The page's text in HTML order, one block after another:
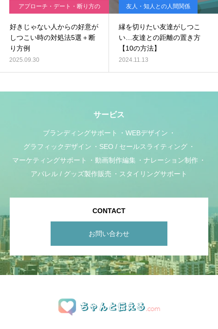
アプローチ・デート・断り方の
好きじゃない人からの好意が
しつこい時の対処法5選＋断
り方例
2025.09.30
友人・知人との人間関係
縁を切りたい友達がしつこ
い…友達との距離の置き方
【10の方法】
2024.11.13
サービス
ブランディングサポート
WEBデザイン
グラフィックデザイン
SEO / セールスライティング
マーケティングサポート
動画制作編集
ナレーション制作
アパレル / グッズ製作販売
スタイリングサポート
CONTACT
お問い合わせ